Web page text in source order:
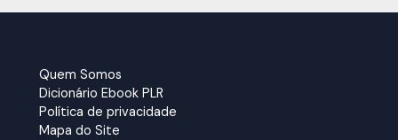
Quem Somos
Dicionário Ebook PLR
Política de privacidade
Mapa do Site